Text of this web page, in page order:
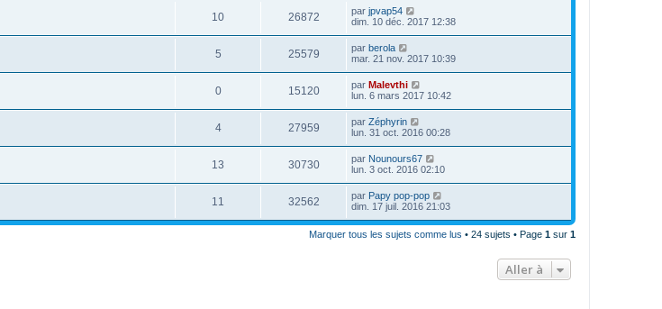
10 26872 par jpvap54
dim. 10 déc. 2017 12:38
5 25579 par berola
mar. 21 nov. 2017 10:39
0 15120 par Malevthi
lun. 6 mars 2017 10:42
4 27959 par Zéphyrin
lun. 31 oct. 2016 00:28
13 30730 par Nounours67
lun. 3 oct. 2016 02:10
11 32562 par Papy pop-pop
dim. 17 juil. 2016 21:03
Marquer tous les sujets comme lus • 24 sujets • Page 1 sur 1
Aller à